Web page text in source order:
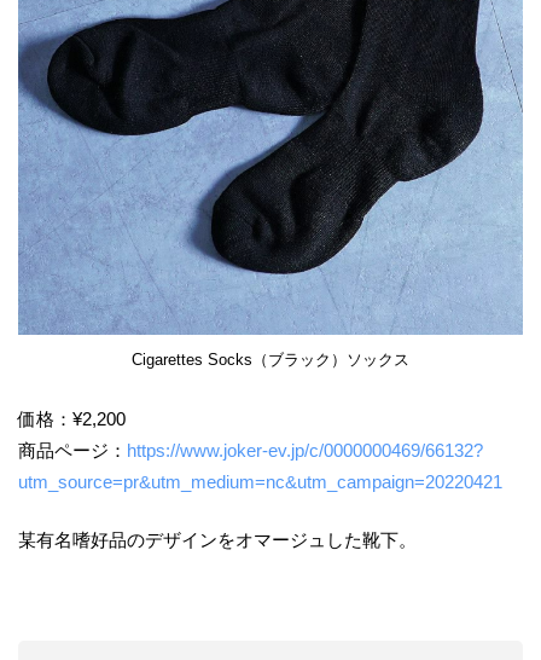
Cigarettes Socks（ブラック）ソックス
価格：¥2,200
商品ページ： https://www.joker-ev.jp/c/0000000469/66132?
utm_source=pr&utm_medium=nc&utm_campaign=20220421
某有名嗜好品のデザインをオマージュした靴下。